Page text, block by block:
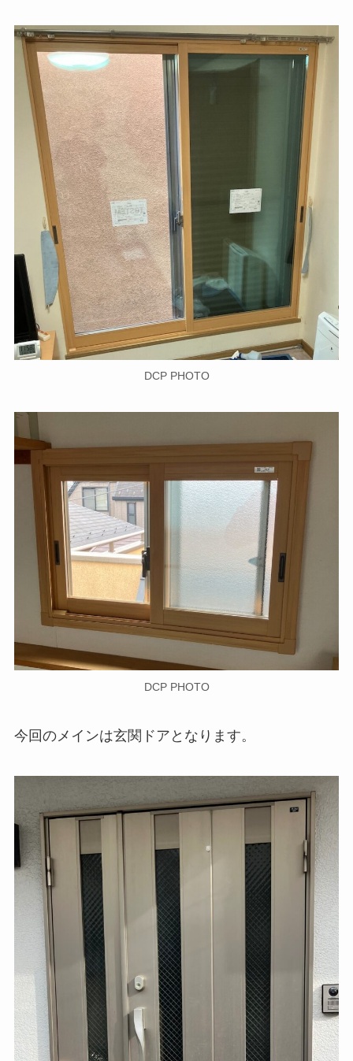
DCP PHOTO
DCP PHOTO
今回のメインは玄関ドアとなります。